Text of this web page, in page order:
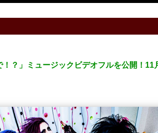
？」ミュージックビデオフルを公開！